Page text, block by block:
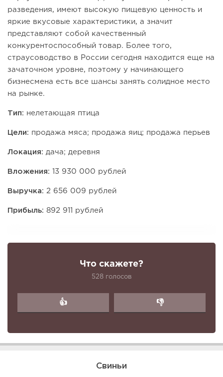
разведения, имеют высокую пищевую ценность и
яркие вкусовые характеристики, а значит
представляют собой качественный
конкурентоспособный товар. Более того,
страусоводство в России сегодня находится еще на
зачаточном уровне, поэтому у начинающего
бизнесмена есть все шансы занять солидное место
на рынке.
Тип: нелетающая птица
Цели: продажа мяса; продажа яиц; продажа перьев
Локация: дача; деревня
Вложения: 13 930 000 рублей
Выручка: 2 656 009 рублей
Прибыль: 892 911 рублей
Что скажете?
528 голосов
👍 👎
Свиньи